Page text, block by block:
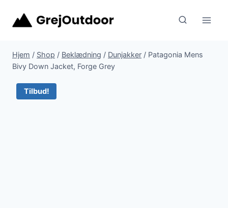
Hjem / Shop / Beklædning / Dunjakker / Patagonia Mens
Bivy Down Jacket, Forge Grey
Tilbud!